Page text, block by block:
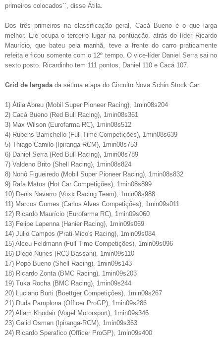
primeiros colocados``, disse Átila.
Dos três primeiros na classificação geral, Cacá Bueno é o que larga
melhor. Ele ocupa o terceiro lugar na pontuação, atrás do líder Ricardo
Maurício, que bateu pela manhã, teve a frente do carro praticamente
refeita e ficou somente com o 12º tempo. O vice-líder Daniel Serra sai no
sexto posto. Ricardinho tem 111 pontos, Daniel 110 e Cacá 107.
Grid de largada da sétima etapa do Circuito Nova Schin Stock Car
1) Átila Abreu (Mobil Super Pioneer Racing), 1min08s204
2) Cacá Bueno (Red Bull Racing), 1min08s361
3) Max Wilson (Eurofarma RC), 1min08s512
4) Rubens Barrichello (Full Time Competições), 1min08s639
5) Thiago Camilo (Ipiranga-RCM), 1min08s753
6) Daniel Serra (Red Bull Racing), 1min08s789
7) Valdeno Brito (Shell Racing), 1min08s824
8) Nonô Figueiredo (Mobil Super Pioneer Racing), 1min08s832
9) Rafa Matos (Hot Car Competições), 1min08s899
10) Denis Navarro (Voxx Racing Team), 1min08s988
11) Marcos Gomes (Carlos Alves Competições), 1min09s011
12) Ricardo Maurício (Eurofarma RC), 1min09s060
13) Felipe Lapenna (Hanier Racing), 1min09s069
14) Julio Campos (Prati-Mico's Racing), 1min09s084
15) Alceu Feldmann (Full Time Competições), 1min09s096
16) Diego Nunes (RC3 Bassani), 1min09s110
17) Popó Bueno (Shell Racing), 1min09s143
18) Ricardo Zonta (BMC Racing), 1min09s203
19) Tuka Rocha (BMC Racing), 1min09s244
20) Luciano Burti (Boettger Competições), 1min09s267
21) Duda Pamplona (Officer ProGP), 1min09s286
22) Allam Khodair (Vogel Motorsport), 1min09s346
23) Galid Osman (Ipiranga-RCM), 1min09s363
24) Ricardo Sperafico (Officer ProGP), 1min09s400